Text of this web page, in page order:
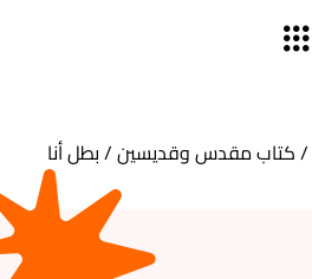
كتاب مقدس وقديسين/ بطل أنا